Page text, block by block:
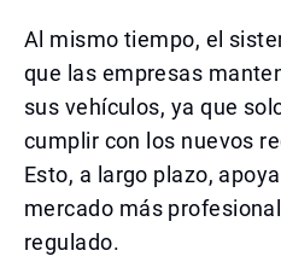
Al mismo tiempo, el
que las empresas
sus vehículos, ya que
cumplir con los nuevos
Esto, a largo plazo,
mercado más
regulado.